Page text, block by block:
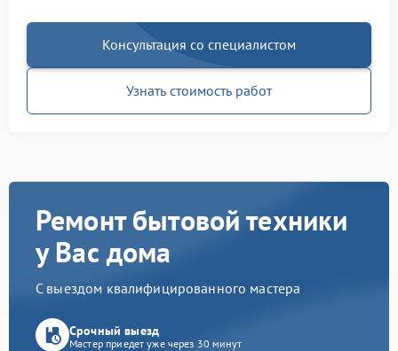
Консультация со специалистом
Узнать стоимость работ
Ремонт бытовой техники
у Вас дома
С выездом квалифицированного мастера
Срочный выезд
Мастер приедет уже через 30 минут